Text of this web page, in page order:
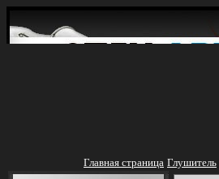
Главная страница Глушитель